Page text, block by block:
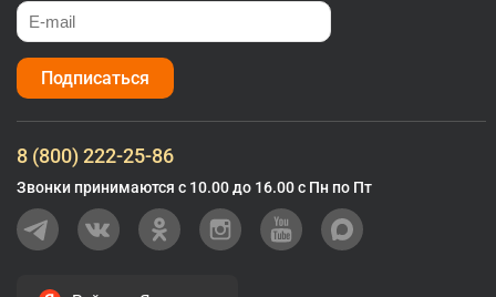
Подписаться
8 (800) 222-25-86
Звонки принимаются с 10.00 до 16.00 с Пн по Пт